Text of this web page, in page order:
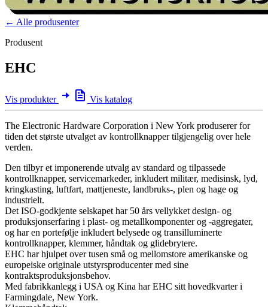
← Alle produsenter
Produsent
EHC
Vis produkter Vis katalog
The Electronic Hardware Corporation i New York produserer for
tiden det største utvalget av kontrollknapper tilgjengelig over hele
verden.
Den tilbyr et imponerende utvalg av standard og tilpassede
kontrollknapper, servicemarkeder, inkludert militær, medisinsk, lyd,
kringkasting, luftfart, mattjeneste, landbruks-, plen og hage og
industrielt.
Det ISO-godkjente selskapet har 50 års vellykket design- og
produksjonserfaring i plast- og metallkomponenter og -aggregater,
og har en portefølje inkludert belysede og transilluminerte
kontrollknapper, klemmer, håndtak og glidebrytere.
EHC har hjulpet over tusen små og mellomstore amerikanske og
europeiske originale utstyrsproducenter med sine
kontraktsproduksjonsbehov.
Med fabrikkanlegg i USA og Kina har EHC sitt hovedkvarter i
Farmingdale, New York.